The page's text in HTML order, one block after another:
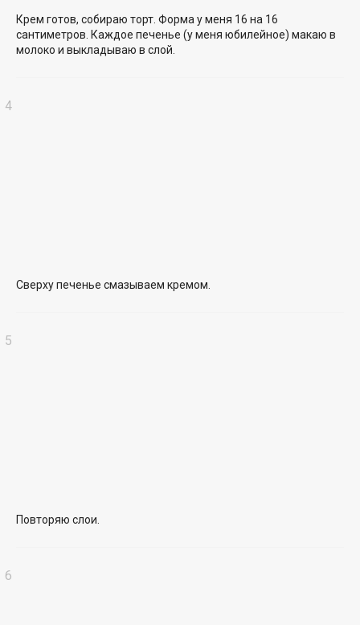
Крем готов, собираю торт. Форма у меня 16 на 16
сантиметров. Каждое печенье (у меня юбилейное) макаю в
молоко и выкладываю в слой.
Сверху печенье смазываем кремом.
Повторяю слои.